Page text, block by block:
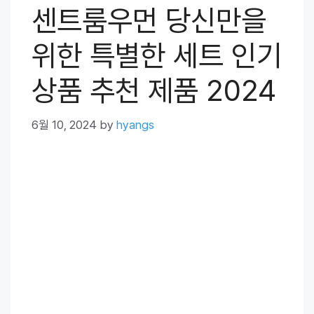
센트룸우먼 당신만을
위한 특별한 세트 인기
상품 추천 제품 2024
6월 10, 2024 by hyangs